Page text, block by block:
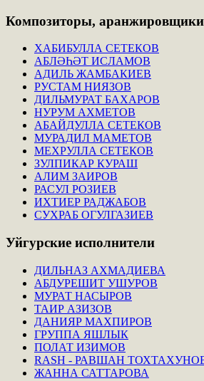
Композиторы, аранжировщики
ХАБИБУЛЛА СЕТЕКОВ
АБЛӘҺӘТ ИСЛАМОВ
АДИЛЬ ЖАМБАКИЕВ
РУСТАМ НИЯЗОВ
ДИЛЬМУРАТ БАХАРОВ
НУРУМ АХМЕТОВ
АБАЙДУЛЛА СЕТЕКОВ
МУРАДИЛ МАМЕТОВ
МЕХРУЛЛА СЕТЕКОВ
ЗУЛПИКАР КУРАШ
АЛИМ ЗАИРОВ
РАСУЛ РОЗИЕВ
ИХТИЕР РАДЖАБОВ
СУХРАБ ОГУЛГАЗИЕВ
Уйгурские исполнители
ДИЛЬНАЗ АХМАДИЕВА
АБДУРЕШИТ УШУРОВ
МУРАТ НАСЫРОВ
ТАИР АЗИЗОВ
ДАНИЯР МАХПИРОВ
ГРУППА ЯШЛЫК
ПОЛАТ ИЗИМОВ
RASH - РАВШАН
ЖАННА САТТАРОВА